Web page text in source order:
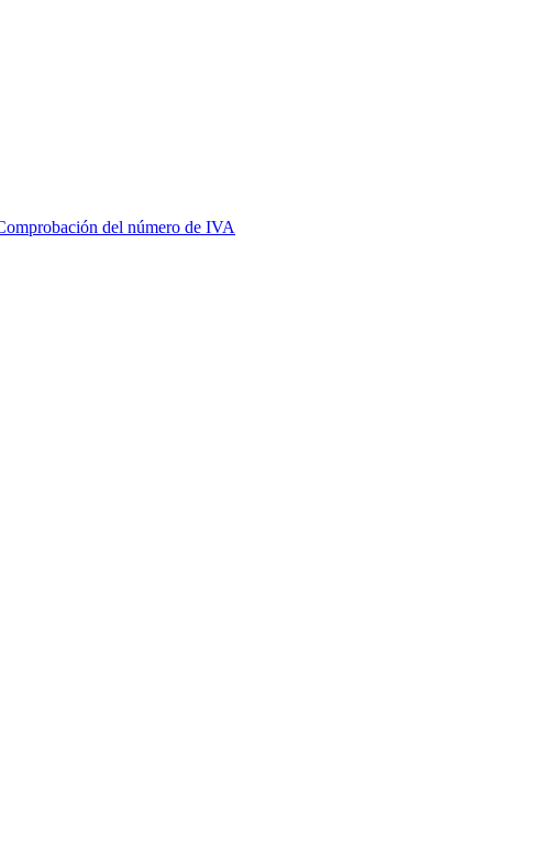
del número de IVA